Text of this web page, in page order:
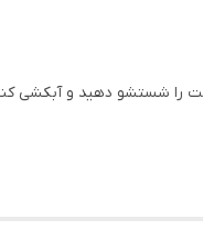
را شستشو دهید و آبکشی